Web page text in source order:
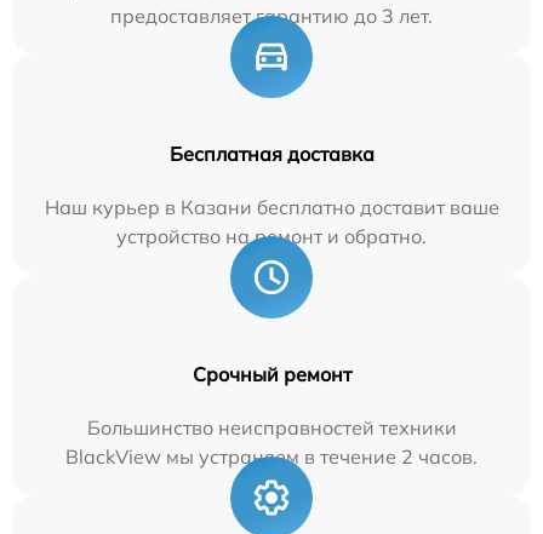
предоставляет гарантию до 3 лет.
Бесплатная доставка
Наш курьер в Казани бесплатно доставит ваше
устройство на ремонт и обратно.
Срочный ремонт
Большинство неисправностей техники
BlackView мы устраняем в течение 2 часов.